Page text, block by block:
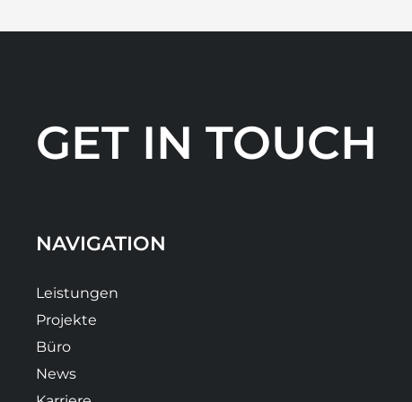
GET IN TOUCH
NAVIGATION
Leistungen
Projekte
Büro
News